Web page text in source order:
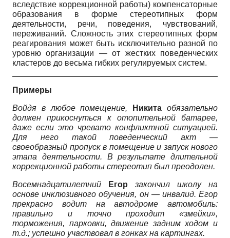
вследствие коррекционной работы) компенсаторные
образования в форме стереотипных форм
деятельности, речи, поведения, чувствований,
переживаний. Сложность этих стереотипных форм
реагирования может быть исключительно разной по
уровню организации — от жестких поведенческих
кластеров до весьма гибких регулируемых систем.
Примеры
Войдя в любое помещение, Никитаобязательно
должен прикоснуться к отопительной батарее,
даже если это чревато конфликтной ситуацией.
Для него такой поведенческий акт —
своеобразный пропуск в помещение и запуск нового
этапа деятельности. В результате длительной
коррекционной работы стереотип был преодолен.
Восемнадцатилетний Егор закончил школу на
основе инклюзивного обучения, он — инвалид. Егор
прекрасно водит на автодроме автомобиль:
правильно и точно проходит «змейки»,
торможения, парковки, движение задним ходом и
т.д.; успешно участвовал в гонках на картингах.